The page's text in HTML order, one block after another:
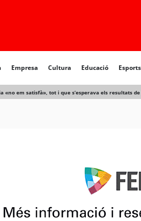
Empresa Cultura Educació Esports
«no em satisfà», tot i que s’esperava els resultats de